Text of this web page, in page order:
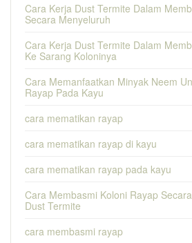
Cara Kerja Dust Termite Dalam
Secara Menyeluruh
Cara Kerja Dust Termite Dalam
Ke Sarang Koloninya
Cara Memanfaatkan Minyak Neem
Rayap Pada Kayu
cara mematikan rayap
cara mematikan rayap di kayu
cara mematikan rayap pada kayu
Cara Membasmi Koloni Rayap
Dust Termite
cara membasmi rayap